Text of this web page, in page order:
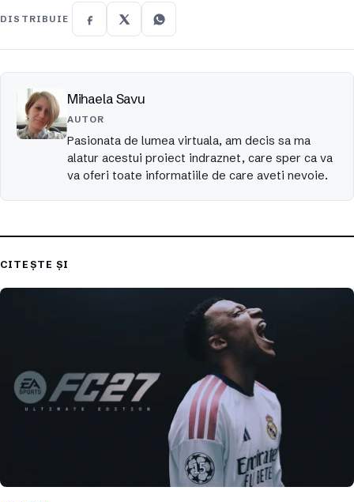
DISTRIBUIE
Mihaela Savu
AUTOR
Pasionata de lumea virtuala, am decis sa ma
alatur acestui proiect indraznet, care sper ca va
va oferi toate informatiile de care aveti nevoie.
CITEȘTE ȘI